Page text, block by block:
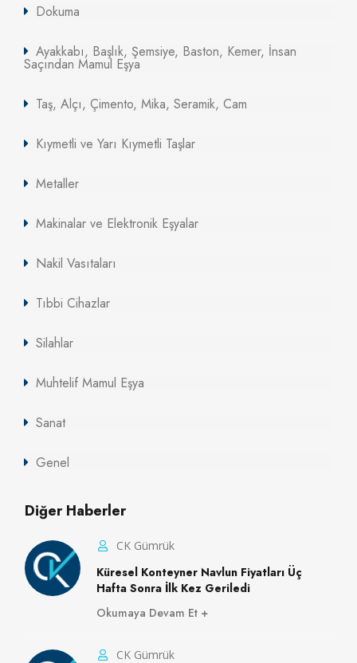
Dokuma
Ayakkabı, Başlık, Şemsiye, Baston, Kemer, İnsan
Saçından Mamul Eşya
Taş, Alçı, Çimento, Mika, Seramik, Cam
Kıymetli ve Yarı Kıymetli Taşlar
Metaller
Makinalar ve Elektronik Eşyalar
Nakil Vasıtaları
Tıbbi Cihazlar
Silahlar
Muhtelif Mamul Eşya
Sanat
Genel
Diğer Haberler
CK Gümrük
Küresel Konteyner Navlun Fiyatları Üç
Hafta Sonra İlk Kez Geriledi
Okumaya Devam Et
CK Gümrük